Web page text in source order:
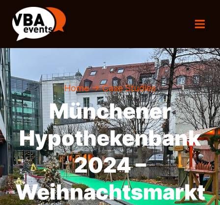
Home→ Case Studies
Münchener
Hypothekenbank
2024 –
Weihnachtsmarkt